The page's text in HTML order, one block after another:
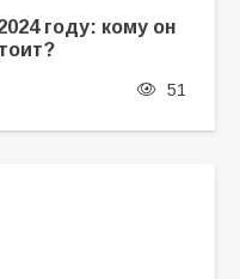
году: кому он
51